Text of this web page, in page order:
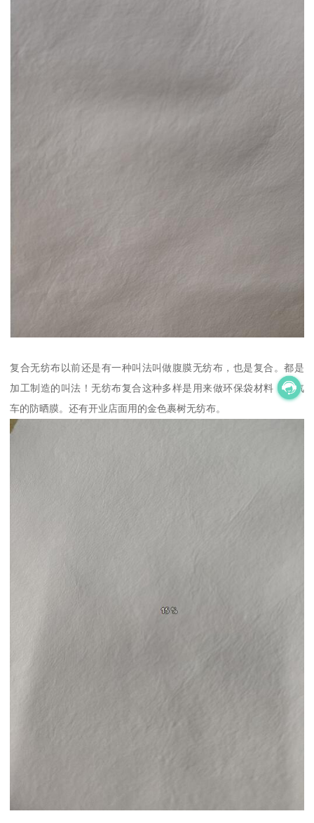
复合无纺布以前还是有一种叫法叫做腹膜无纺布，也是复合。都是
加工制造的叫法！无纺布复合这种多样是用来做环保袋材料，或汽
车的防晒膜。还有开业店面用的金色裹树无纺布。